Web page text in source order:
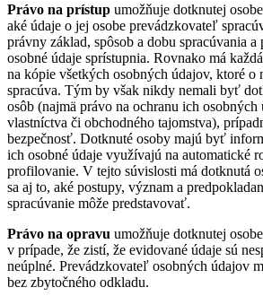
Právo na prístup umožňuje dotknutej
aké údaje o jej osobe prevádzkovateľ
právny základ, spôsob a dobu spracúvania
osobné údaje sprístupnia. Rovnako má
na kópie všetkých osobných údajov, ktoré o
spracúva. Tým by však nikdy nemali byť
osôb (najmä právo na ochranu ich osobných
vlastníctva či obchodného tajomstva),
bezpečnosť. Dotknuté osoby majú byť
ich osobné údaje využívajú na automatické
profilovanie. V tejto súvislosti má dotknutá
sa aj to, aké postupy, význam a
spracúvanie môže predstavovať.
Právo na opravu umožňuje dotknutej
v prípade, že zistí, že evidované údaje sú
neúplné. Prevádzkovateľ osobných údajov
bez zbytočného odkladu.